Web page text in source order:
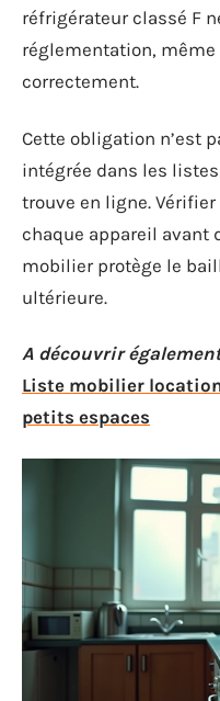
réfrigérateur classé F
réglementation,
correctement.
Cette obligation n’est
intégrée dans les
trouve en ligne.
chaque appareil avant
mobilier protège le
ultérieure.
A découvrir
Liste mobilier
petits espaces